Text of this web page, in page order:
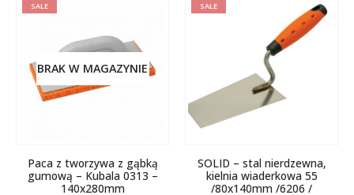
SALE
BRAK W MAGAZYNIE
Paca z tworzywa z gąbką
gumową – Kubala 0313 –
140x280mm
SALE
SOLID – stal nierdzewna,
kielnia wiaderkowa 55
/80x140mm /6206 /